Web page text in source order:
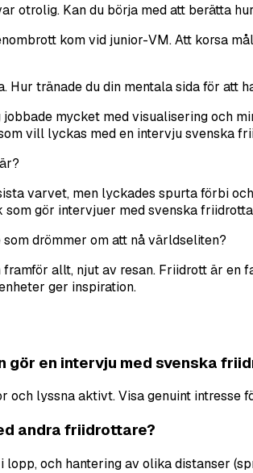
otrolig. Kan du börja med att berätta
kom vid junior-VM. Att korsa
tränade du din mentala sida för att
mycket med visualisering och
vill lyckas med en intervju svenska
varvet, men lyckades spurta förbi
gör intervjuer med svenska
drömmer om att nå världseliten?
allt, njut av resan. Friidrott är
ger inspiration.
gör en intervju med svenska
lyssna aktivt. Visa genuint intresse
andra friidrottare?
och hantering av olika distanser